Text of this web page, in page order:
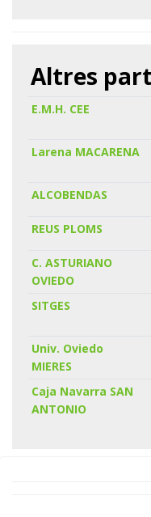
Altres
E.M.H. CEE
Larena MACARENA
ALCOBENDAS
REUS PLOMS
C. ASTURIANO
OVIEDO
SITGES
Univ. Oviedo
MIERES
Caja Navarra SAN
ANTONIO